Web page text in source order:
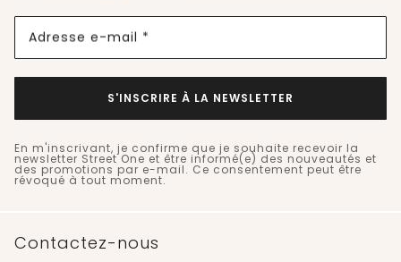
Adresse e-mail *
S'INSCRIRE À LA NEWSLETTER
En m'inscrivant, je confirme que je souhaite recevoir la
newsletter Street One et être informé(e) des nouveautés et
des promotions par e-mail. Ce consentement peut être
révoqué à tout moment.
Contactez-nous